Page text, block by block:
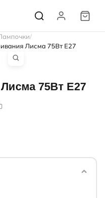
Лисма 75Вт E27
75Вт E27